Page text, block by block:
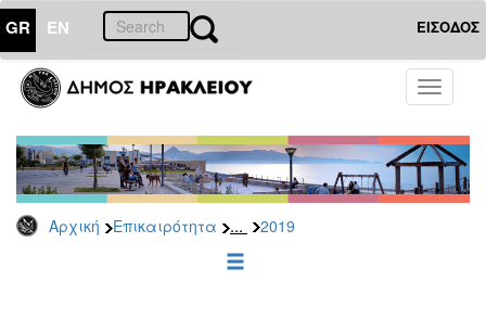
GR EN ΕΙΣΟΔΟΣ
Toggle
Αρχική Επικαιρότητα ... 2019
ΕΠΙΚΑΙΡΟΤΗΤΑ
Τύπου
Αρχείο
2026
2025